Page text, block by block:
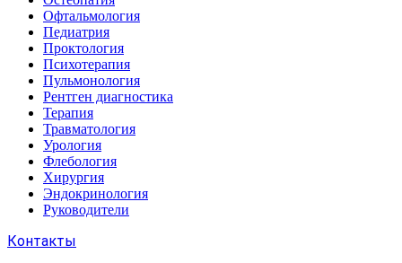
Офтальмология
Педиатрия
Проктология
Психотерапия
Пульмонология
Рентген диагностика
Терапия
Травматология
Урология
Флебология
Хирургия
Эндокринология
Руководители
Контакты